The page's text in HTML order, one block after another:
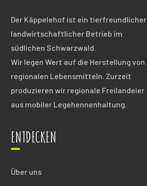
Der Käppelehof ist ein tierfreundlicher
landwirtschaftlicher Betrieb im
südlichen Schwarzwald.
Wir legen Wert auf die Herstellung von
regionalen Lebensmitteln. Zurzeit
produzieren wir regionale Freilandeier
aus mobiler Legehennenhaltung.
ENTDECKEN
Über uns